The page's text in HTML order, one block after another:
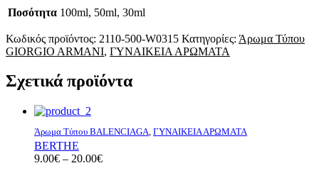
Ποσότητα 100ml, 50ml, 30ml
Κωδικός προϊόντος: 2110-500-W0315 Κατηγορίες: Άρωμα Τύπου
GIORGIO ARMANI, ΓΥΝΑΙΚΕΙΑ ΑΡΩΜΑΤΑ
Σχετικά προϊόντα
Άρωμα Τύπου BALENCIAGA, ΓΥΝΑΙΚΕΙΑ ΑΡΩΜΑΤΑ
BERTHE
9.00€ – 20.00€Price